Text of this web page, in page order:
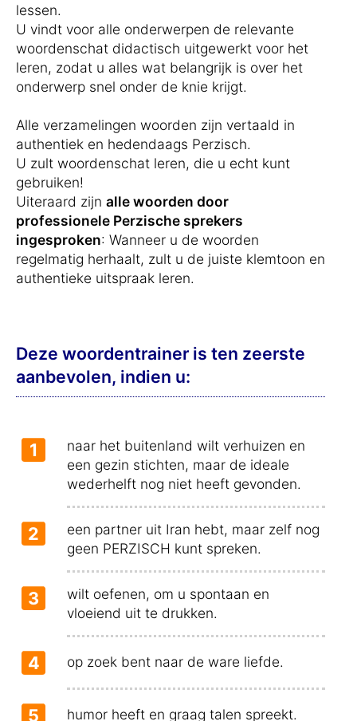
lessen.
U vindt voor alle onderwerpen de relevante
woordenschat didactisch uitgewerkt voor het
leren, zodat u alles wat belangrijk is over het
onderwerp snel onder de knie krijgt.
Alle verzamelingen woorden zijn vertaald in
authentiek en hedendaags Perzisch.
U zult woordenschat leren, die u echt kunt
gebruiken!
Uiteraard zijn alle woorden door
professionele Perzische sprekers
ingesproken: Wanneer u de woorden
regelmatig herhaalt, zult u de juiste klemtoon en
authentieke uitspraak leren.
Deze woordentrainer is ten zeerste
aanbevolen, indien u:
1
naar het buitenland wilt verhuizen en
een gezin stichten, maar de ideale
wederhelft nog niet heeft gevonden.
2
een partner uit Iran hebt, maar zelf nog
geen PERZISCH kunt spreken.
3
wilt oefenen, om u spontaan en
vloeiend uit te drukken.
4 op zoek bent naar de ware liefde.
5 humor heeft en graag talen spreekt.